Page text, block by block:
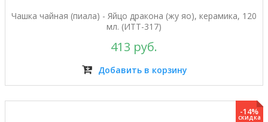
Чашка чайная (пиала) - Яйцо дракона (жу яо), керамика, 120
мл. (ИТТ-317)
413 руб.
Добавить в корзину
-14%
скидка